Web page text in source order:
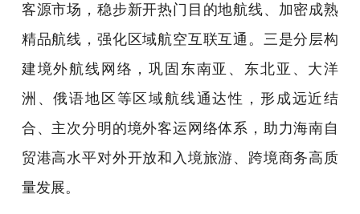
客源市场，稳步新开热门目的地航线、加密成熟
精品航线，强化区域航空互联互通。三是分层构
建境外航线网络，巩固东南亚、东北亚、大洋
洲、俄语地区等区域航线通达性，形成远近结
合、主次分明的境外客运网络体系，助力海南自
贸港高水平对外开放和入境旅游、跨境商务高质
量发展。